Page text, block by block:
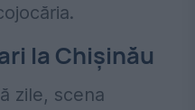
la Chișinău
zile, scena